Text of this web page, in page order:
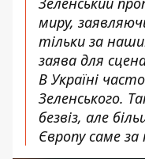
миру,
тільки за
заява для
В Україні
Зеленського.
безвіз, але
Європу саме за